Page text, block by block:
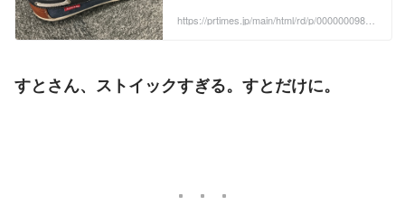
を見ながら誰かを抜いたり、追い越され
https://prtimes.jp/main/html/rd/p/000000098.0
すとさん、ストイックすぎる。すとだけに。